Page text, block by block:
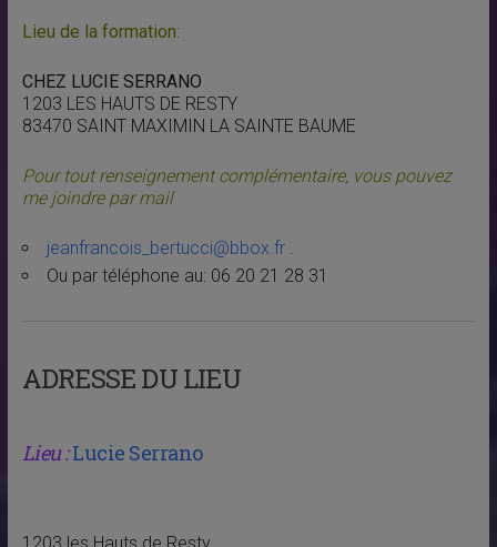
Lieu de la formation:
CHEZ LUCIE SERRANO
1203 LES HAUTS DE RESTY
83470 SAINT MAXIMIN LA SAINTE BAUME
Pour tout renseignement complémentaire, vous pouvez
me joindre par mail
jeanfrancois_bertucci@bbox.fr.
Ou par téléphone au: 06 20 21 28 31
ADRESSE DU LIEU
Lieu :Lucie Serrano